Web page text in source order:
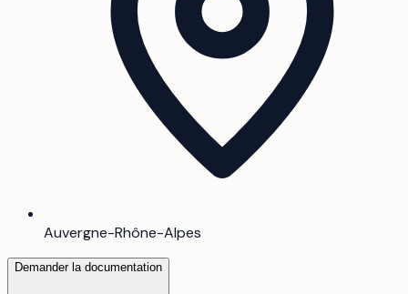
Auvergne-Rhône-Alpes
Demander la documentation